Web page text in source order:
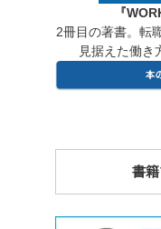
『
2冊目の著書。転
見据えた働き
書